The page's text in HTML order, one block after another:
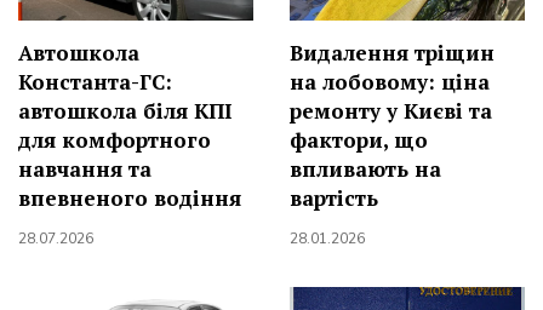
Автошкола
Константа-ГС:
автошкола біля КПІ
для комфортного
навчання та
впевненого водіння
28.07.2026
Видалення тріщин
на лобовому: ціна
ремонту у Києві та
фактори, що
впливають на
вартість
28.01.2026